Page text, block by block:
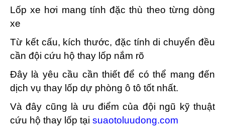
Lốp xe hơi mang tính đặc thù theo từng dòng
xe
Từ kết cấu, kích thước, đặc tính di chuyển đều
cần đội cứu hộ thay lốp nắm rõ
Đây là yêu cầu cần thiết để có thể mang đến
dịch vụ thay lốp dự phòng ô tô tốt nhất.
Và đây cũng là ưu điểm của đội ngũ kỹ thuật
cứu hộ thay lốp tại suaotoluudong.com